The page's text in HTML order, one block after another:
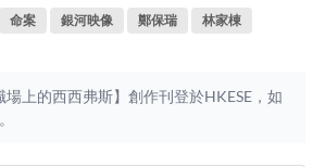
命案 銀河映像 鄭保瑞 林家棟
上的西西弗斯】創作刊登於HKESE，如